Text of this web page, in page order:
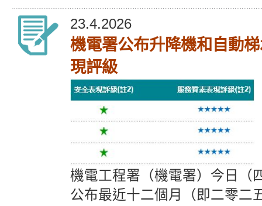
23.4.2026
機電署公布升降機和自動
現評級
機電工程署（機電署）今日（
公布最近十二個月（即二零二